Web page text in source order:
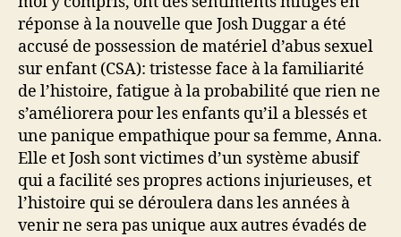
réponse à la nouvelle que Josh Duggar a été
accusé de possession de matériel d’abus sexuel
sur enfant (CSA): tristesse face à la familiarité
de l’histoire, fatigue à la probabilité que rien ne
s’améliorera pour les enfants qu’il a blessés et
une panique empathique pour sa femme, Anna.
Elle et Josh sont victimes d’un système abusif
qui a facilité ses propres actions injurieuses, et
l’histoire qui se déroulera dans les années à
venir ne sera pas unique aux autres évadés de